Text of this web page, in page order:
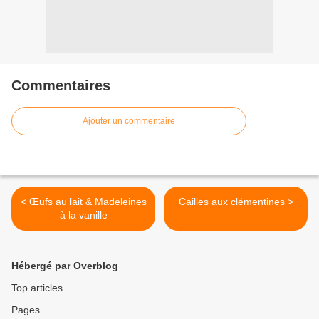
Commentaires
Ajouter un commentaire
< Œufs au lait & Madeleines
à la vanille
Cailles aux clémentines >
Hébergé par Overblog
Top articles
Pages